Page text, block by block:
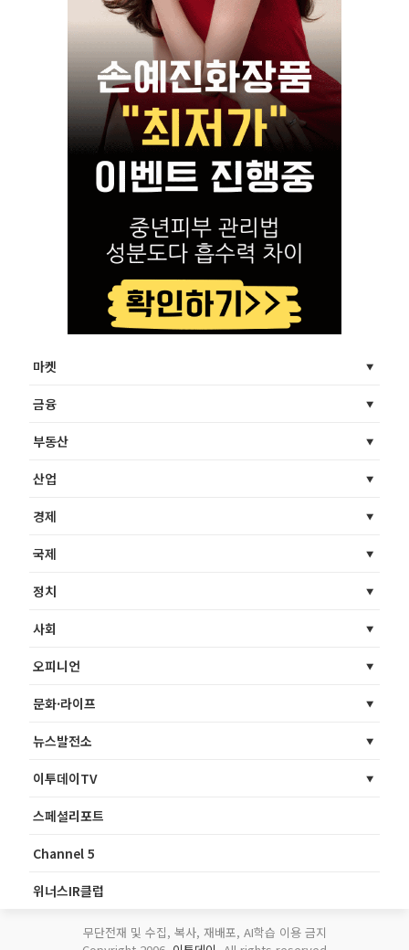
마켓
금융
부동산
산업
경제
국제
정치
사회
오피니언
문화·라이프
뉴스발전소
이투데이TV
스페셜리포트
Channel 5
위너스IR클럽
무단전재 및 수집, 복사, 재배포, AI학습 이용 금지